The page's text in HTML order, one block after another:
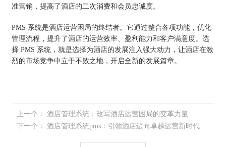
准营销，提高了酒店的二次消费和会员忠诚度。
PMS 系统是酒店运营困局的终结者。它通过整合各项功能，优化
管理流程，提升了酒店的运营效率、盈利能力和客户满意度。选
择 PMS 系统，就是选择为酒店的发展注入强大动力，让酒店在激
烈的市场竞争中立于不败之地，开启全新的发展篇章。
上一个：
酒店管理系统：改写酒店运营困局的变革力量
下一个：
酒店管理系统pms：引领酒店迈向卓越运营新时代